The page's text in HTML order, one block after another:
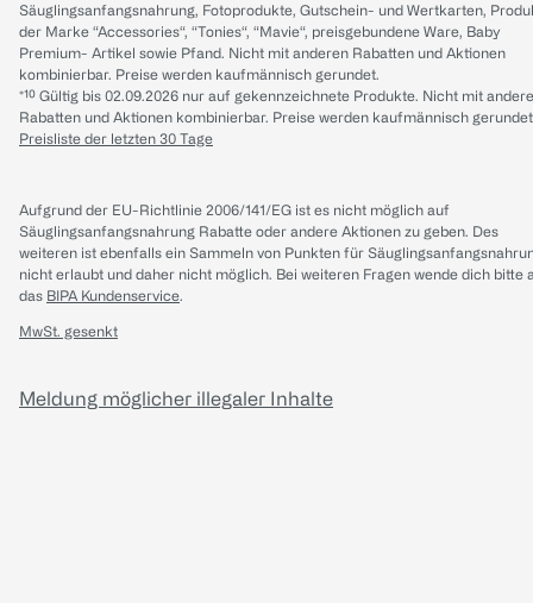
Säuglingsanfangsnahrung, Fotoprodukte, Gutschein- und Wertkarten,
der Marke “Accessories“, “Tonies“, “Mavie“, preisgebundene Ware, Baby
Premium- Artikel sowie Pfand. Nicht mit anderen Rabatten und Aktionen
kombinierbar. Preise werden kaufmännisch gerundet.
*¹⁰ Gültig bis 02.09.2026 nur auf gekennzeichnete Produkte. Nicht mit
Rabatten und Aktionen kombinierbar. Preise werden kaufmännisch
Preisliste der letzten 30 Tage
Aufgrund der EU-Richtlinie 2006/141/EG ist es nicht möglich auf
Säuglingsanfangsnahrung Rabatte oder andere Aktionen zu geben. Des
weiteren ist ebenfalls ein Sammeln von Punkten für
nicht erlaubt und daher nicht möglich. Bei weiteren Fragen wende dich bitte
das BIPA Kundenservice.
MwSt. gesenkt
Meldung möglicher illegaler Inhalte